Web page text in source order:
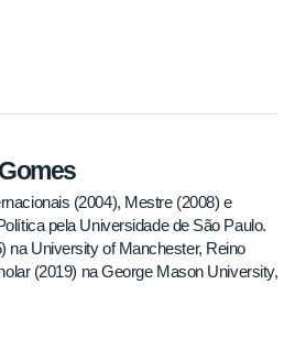
(2004), Mestre (2008) e
pela Universidade de São Paulo.
na University of Manchester, Reino
(2019) na George Mason University,